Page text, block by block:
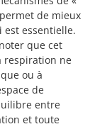
de mieux
essentielle.
que cet
respiration ne
ou à
de
entre
et toute